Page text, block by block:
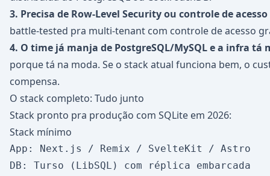
3. Precisa de Row-Level Security ou controle de
battle-tested pra multi-tenant com controle de acesso
4. O time já manja de PostgreSQL/MySQL e a infra tá
porque tá na moda. Se o stack atual funciona bem, o
compensa.
O stack completo: Tudo junto
Stack pronto pra produção com SQLite em 2026:
Stack mínimo
App: Next.js / Remix / SvelteKit / Astro
DB: Turso (LibSQL) com réplica embarcada